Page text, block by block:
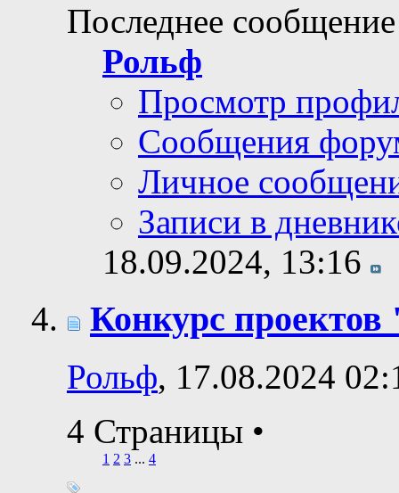
Последнее
Рольф
Просмотр
Сообщения
Личное
Записи в
18.09.2024, 13:16
Конкурс
Рольф, 17.08.2024
4 Страницы •
1 2 3 ... 4